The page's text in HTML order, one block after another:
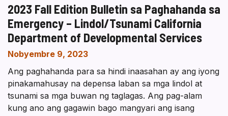
2023 Fall Edition Bulletin sa Paghahanda sa
Emergency – Lindol/Tsunami California
Department of Developmental Services
Nobyembre 9, 2023
Ang paghahanda para sa hindi inaasahan ay ang iyong
pinakamahusay na depensa laban sa mga lindol at
tsunami sa mga buwan ng taglagas. Ang pag-alam
kung ano ang gagawin bago mangyari ang isang